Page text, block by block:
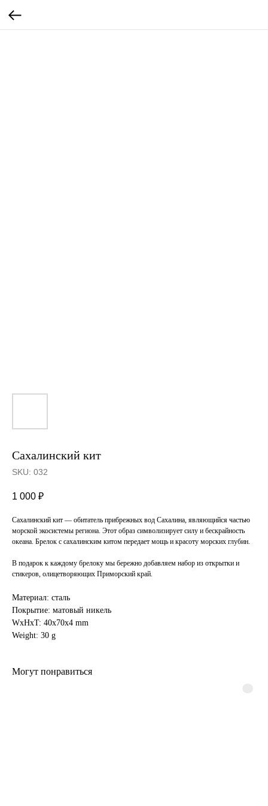
Сахалинский кит
SKU: 032
1 000 ₽
Сахалинский кит — обитатель прибрежных вод Сахалина, являющийся частью
морской экосистемы региона. Этот образ символизирует силу и бескрайность
океана. Брелок с сахалинским китом передает мощь и красоту морских глубин.
В подарок к каждому брелоку мы бережно добавляем набор из открытки и
стикеров, олицетворяющих Приморский край.
Материал: сталь
Покрытие: матовый никель
WxHxT: 40x70x4 mm
Weight: 30 g
Могут понравиться